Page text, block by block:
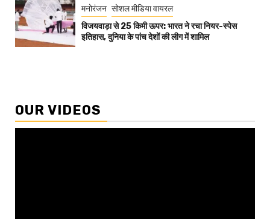
मनोरंजन सोशल मीडिया वायरल
विजयवाड़ा से 25 किमी ऊपर: भारत ने रचा नियर-स्पेस
इतिहास, दुनिया के पांच देशों की लीग में शामिल
OUR VIDEOS